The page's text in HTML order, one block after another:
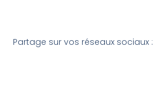
Partage sur vos réseaux sociaux :